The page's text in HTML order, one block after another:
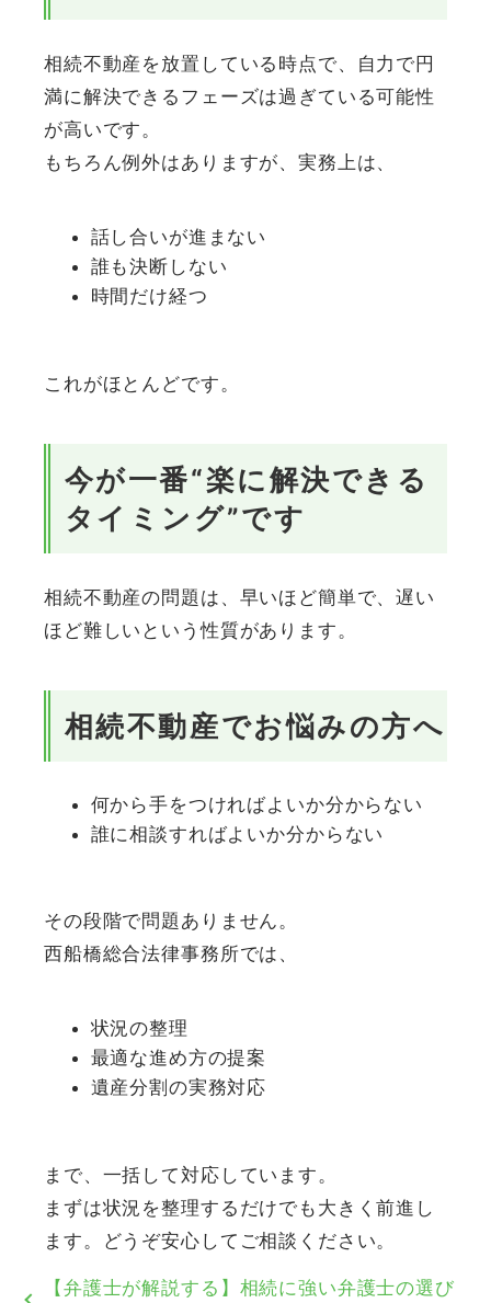
相続不動産を放置している時点で、自力で円
満に解決できるフェーズは過ぎている可能性
が高いです。
もちろん例外はありますが、実務上は、
話し合いが進まない
誰も決断しない
時間だけ経つ
これがほとんどです。
今が一番“楽に解決できる
タイミング”です
相続不動産の問題は、早いほど簡単で、遅い
ほど難しいという性質があります。
相続不動産でお悩みの方へ
何から手をつければよいか分からない
誰に相談すればよいか分からない
その段階で問題ありません。
西船橋総合法律事務所では、
状況の整理
最適な進め方の提案
遺産分割の実務対応
まで、一括して対応しています。
まずは状況を整理するだけでも大きく前進し
ます。どうぞ安心してご相談ください。
【弁護士が解説する】相続に強い弁護士の選び